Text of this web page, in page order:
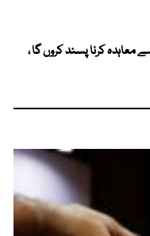
سے معاہدہ کرنا پسند کروں گا ،